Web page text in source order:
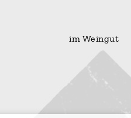
im Weingut